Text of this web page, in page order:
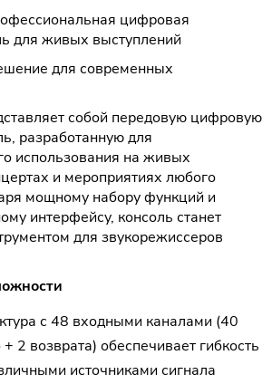
цифровая
для живых выступлений
для современных
собой передовую цифровую
разработанную для
использования на живых
и мероприятиях любого
мощному набору функций и
интерфейсу, консоль станет
для звукорежиссеров
с 48 входными каналами (40
2 возврата) обеспечивает гибкость
источниками сигнала